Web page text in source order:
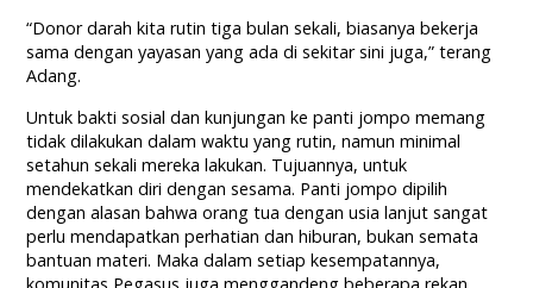
“Donor darah kita rutin tiga bulan sekali, biasanya bekerja
sama dengan yayasan yang ada di sekitar sini juga,” terang
Adang.
Untuk bakti sosial dan kunjungan ke panti jompo memang
tidak dilakukan dalam waktu yang rutin, namun minimal
setahun sekali mereka lakukan. Tujuannya, untuk
mendekatkan diri dengan sesama. Panti jompo dipilih
dengan alasan bahwa orang tua dengan usia lanjut sangat
perlu mendapatkan perhatian dan hiburan, bukan semata
bantuan materi. Maka dalam setiap kesempatannya,